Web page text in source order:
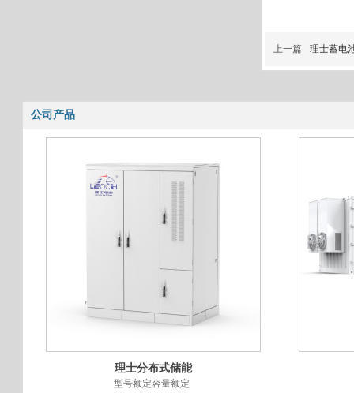
上一篇 理士蓄电
公司产品
理士分布式储能
柜
型号额定容量额定